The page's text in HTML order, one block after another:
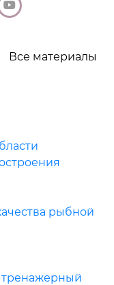
Все материалы
рыбной